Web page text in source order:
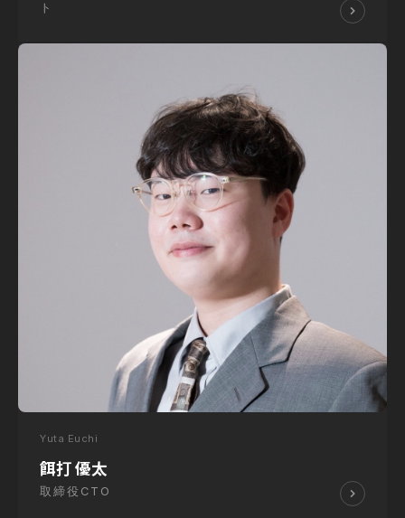
ト
Yuta Euchi
餌打 優太
取締役CTO